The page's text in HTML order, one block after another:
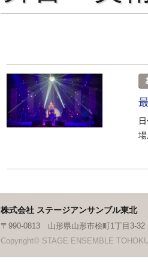
株式会社 ステージアンサンブル東北
〒990-0813 山形県山形市桧町1丁目3-
Copyright© STAGE ENSEMBLE